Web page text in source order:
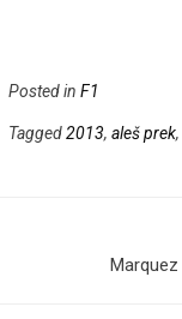
Posted in F1
Tagged2013, aleš prek,